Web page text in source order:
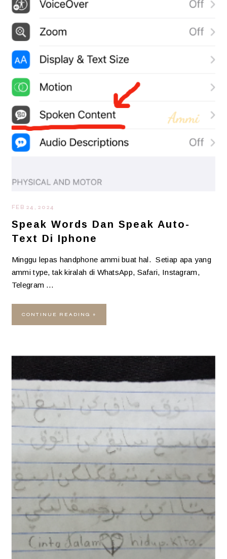
FEB 24, 2024
Speak Words Dan Speak Auto-
Text Di Iphone
Minggu lepas handphone ammi buat hal. Setiap apa yang
ammi type, tak kiralah di WhatsApp, Safari, Instagram,
Telegram …
CONTINUE READING »